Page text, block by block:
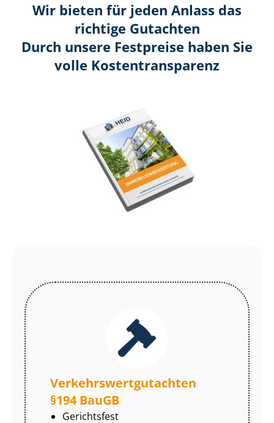
Wir bieten für jeden Anlass das
richtige Gutachten
Durch unsere Festpreise haben Sie
volle Kosten­transparenz
Ver­kehrs­wert­gut­ach­ten
§194 BauGB
Gerichtsfest